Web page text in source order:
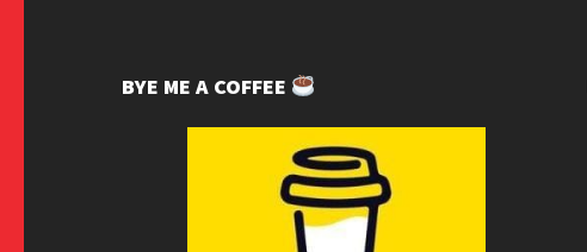
BYE ME A COFFEE